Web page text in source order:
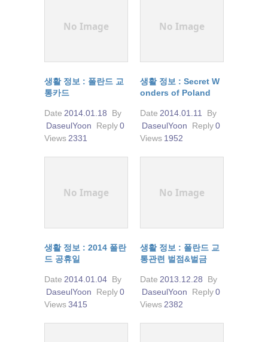
No Image
생활 정보 : 폴란드 교
통카드
Date 2014.01.18
By
DaseulYoon
Reply0
Views 2331
No Image
생활 정보 : Secret W
onders of Poland
Date 2014.01.11
By
DaseulYoon
Reply0
Views 1952
No Image
생활 정보 : 2014 폴란
드 공휴일
Date 2014.01.04 By
DaseulYoon
Reply0
Views3415
No Image
생활 정보 : 폴란드 교
통관련 벌점&벌금
Date 2013.12.28
By
DaseulYoon
Reply0
Views 2382